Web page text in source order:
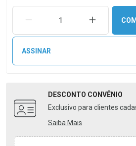
REMOVER UMA UNIDADEAUMENTAR
ASSINAR
DESCONTO CONVÊNIO
Exclusivo para clientes
Saiba Mais